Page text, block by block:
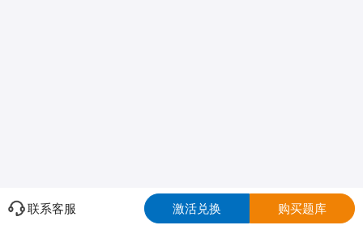
联系客服 激活兑换 购买题库